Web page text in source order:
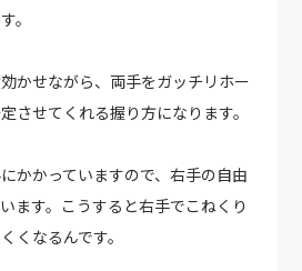
。
かせながら、両手をガッチリホー
させてくれる握り方になります。
かかっていますので、右手の自由
ます。こうすると右手でこねくり
くなるんです。